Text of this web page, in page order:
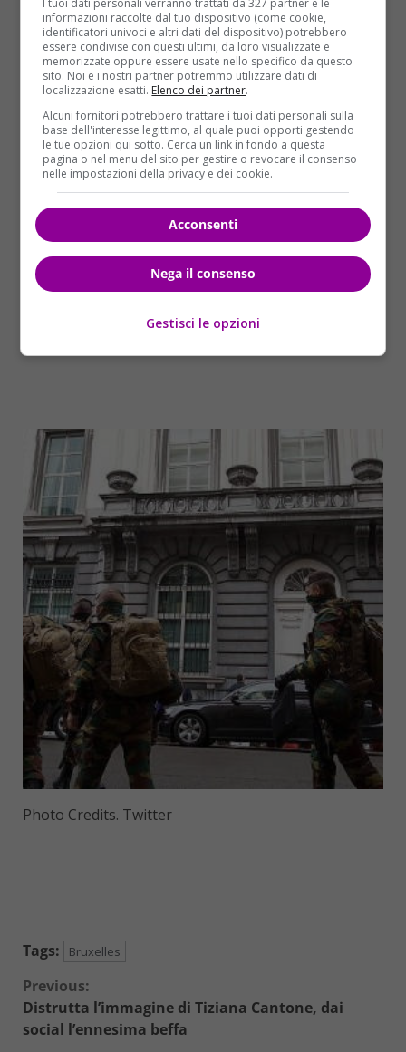
naso con un pugno al terzo agente che ha risposto
sparandogli a una gamba. La città sembra adesso
paralizzata dalla paura. Un pacco sospetto è stato
oltretutto trovato allaGare du Midi
interno non è stato trovato niente di pericoloso, ha
fatto sapere la polizia federale.
Photo Credits. Twitter
Tags: Bruxelles
Continue
Reading
Previous:
Distrutta l’immagine di Tiziana Cantone, dai
social l’ennesima beffa
I tuoi dati personali verranno trattati da 327 partner e le
informazioni raccolte dal tuo dispositivo (come cookie,
identificatori univoci e altri dati del dispositivo) potrebbero
essere condivise con questi ultimi, da loro visualizzate e
memorizzate oppure essere usate nello specifico da questo
sito. Noi e i nostri partner potremmo utilizzare dati di
localizzazione esatti. Elenco dei partner.
Alcuni fornitori potrebbero trattare i tuoi dati personali sulla
base dell'interesse legittimo, al quale puoi opporti gestendo
le tue opzioni qui sotto. Cerca un link in fondo a questa
pagina o nel menu del sito per gestire o revocare il consenso
nelle impostazioni della privacy e dei cookie.
Acconsenti
Nega il consenso
Gestisci le opzioni